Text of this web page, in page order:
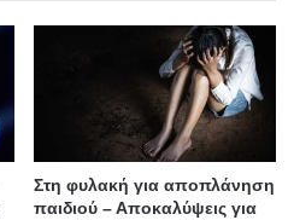
Στη φυλακή για αποπλάνηση
παιδιού – Αποκαλύψεις για